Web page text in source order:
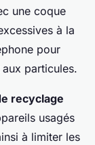
une coque
à la
pour
aux particules.
recyclage
usagés
à limiter les